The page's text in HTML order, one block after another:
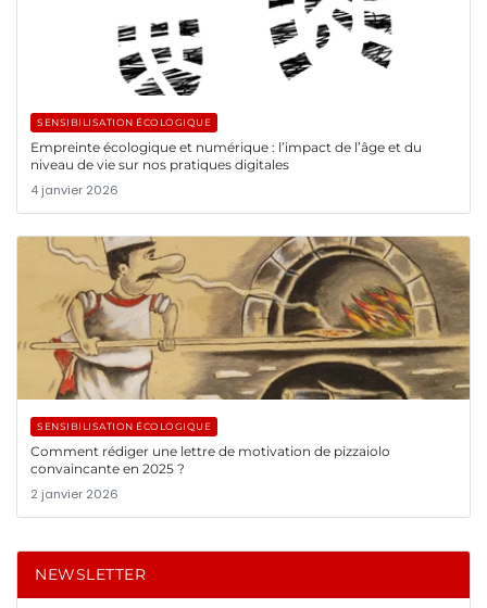
SENSIBILISATION ÉCOLOGIQUE
Empreinte écologique et numérique : l’impact de l’âge et du
niveau de vie sur nos pratiques digitales
4 janvier 2026
SENSIBILISATION ÉCOLOGIQUE
Comment rédiger une lettre de motivation de pizzaiolo
convaincante en 2025 ?
2 janvier 2026
NEWSLETTER